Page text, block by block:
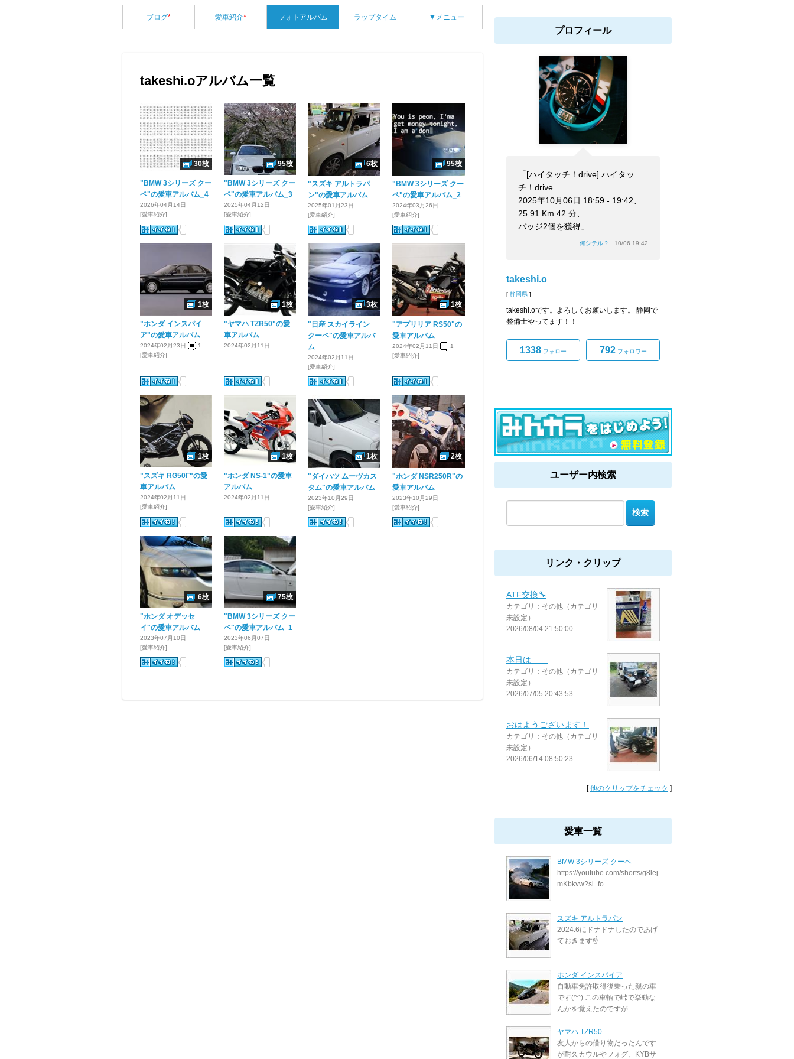
ブログ* 愛車紹介* フォトアルバム ラップタイム ▼メニュー
takeshi.oアルバム一覧
"BMW 3シリーズ クー
ペ"の愛車アルバム_4
30枚
2026年04月14日
[愛車紹介]
"BMW 3シリーズ クー
ペ"の愛車アルバム_3
95枚
2025年04月12日
[愛車紹介]
"スズキ アルトラパ
ン"の愛車アルバム
6枚
2025年01月23日
[愛車紹介]
"BMW 3シリーズ クー
ペ"の愛車アルバム_2
95枚
2024年03月26日
[愛車紹介]
"ホンダ インスパイ
ア"の愛車アルバム
1枚
2024年02月23日
1
[愛車紹介]
"ヤマハ TZR50"の愛
車アルバム
1枚
2024年02月11日
"日産 スカイライン
クーペ"の愛車アルバ
ム
3枚
2024年02月11日
[愛車紹介]
"アプリリア RS50"の
愛車アルバム
1枚
2024年02月11日
1
[愛車紹介]
"スズキ RG50Γ"の愛
車アルバム
1枚
2024年02月11日
[愛車紹介]
"ホンダ NS-1"の愛車
アルバム
1枚
2024年02月11日
"ダイハツ ムーヴカス
タム"の愛車アルバム
1枚
2023年10月29日
[愛車紹介]
"ホンダ NSR250R"の
愛車アルバム
2枚
2023年10月29日
[愛車紹介]
"ホンダ オデッセ
イ"の愛車アルバム
6枚
2023年07月10日
[愛車紹介]
"BMW 3シリーズ クー
ペ"の愛車アルバム_1
75枚
2023年06月07日
[愛車紹介]
プロフィール
「[ハイタッチ！drive] ハイタッ
チ！drive
2025年10月06日 18:59 - 19:42、
25.91 Km 42 分、
バッジ2個を獲得」
何シテル？ 10/06 19:42
takeshi.o
[ 静岡県 ]
takeshi.oです。よろしくお願いします。 静岡で
整備士やってます！！
1338 フォロー 792フォロワー
ユーザー内検索
リンク・クリップ
ATF交換🔧
カテゴリ：その他（カテゴリ
未設定）
2026/08/04 21:50:00
本日は……
カテゴリ：その他（カテゴリ
未設定）
2026/07/05 20:43:53
おはようございます！
カテゴリ：その他（カテゴリ
未設定）
2026/06/14 08:50:23
[他のクリップをチェック ]
愛車一覧
BMW 3シリーズ クーペ
https://youtube.com/shorts/g8lej
mKbkvw?si=fo ...
スズキ アルトラパン
2024.6にドナドナしたのであげ
ておきます☝️
ホンダ インスパイア
自動車免許取得後乗った親の車
です(^^) この車輌で峠で挙動な
んかを覚えたのですが ...
ヤマハ TZR50
友人からの借り物だったんです
が耐久カウルやフォグ、KYBサ